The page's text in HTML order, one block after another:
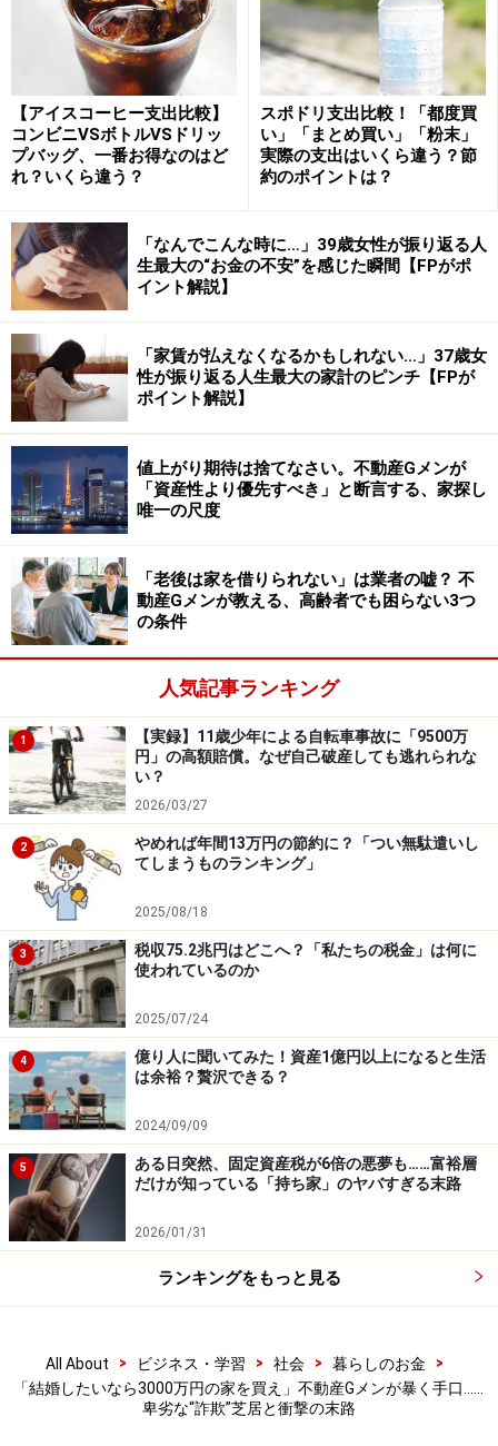
性が男性を勧誘することも、その逆もあります。
たとえば、男性が、マッチングアプリで知り合った女性
とお付き合いし、「君と結婚したい。夫婦で資産を増や
したいからワンルームを買わないか」と言って仲介業者
を紹介します。真に受けた女性が契約書に押印したらサ
ヨナラするのです。
ターゲットの女性に3000万円くらいのワンルームを買わ
せると、仲介会社には約90万円の仲介手数料が入りま
す。その一部が彼に支払われるという仕組みです。
さらに驚くのは、こうした手口が結婚詐欺にはならない
ことです。売買契約の相手は業者であり、男性は直接お
金を受け取っていないからです。そうしたセールスをひ
たすら繰り返す、血も涙も、人の心もない連中。それで
も彼らは訴えられないし、訴えても勝てないのです。
マッチングアプリは今や普通の出会いの場で、市民権を
得ています。それがきっかけで結婚に至る人もたくさん
います。しかし詐欺も横行しています。マッチングアプ
リで出会った人がワンルーム投資をすすめてきたら、
即、別れるべきです。
キャッチセールスも、いまだに健在です。「アンケート
答えていただけませんか」「良かったら上長と会いませ
んか」と誘い出し、異性にワンルームマンションを売る
のです。
「合コン商法」にも注意！
合コン商法もあります。街で男性に道を聞き、「優しい
方ですね。ありがとうございます。ところで週末に合コ
ンがあるのですが、1人メンバーが足りないんですよ。
よかったら来ていただけませんか」と誘います。あまり
に唐突、不自然ですが、「モデルやキャバ嬢との合コン
です」などと言われて、参加してしまう人も一定数いる
のです。
実際に行ってみると、本当に可愛い子がたくさんいる。
みんなで飲んで、騒いで、楽しい時間を過ごしている
と、誰かが「ところで不動産に興味ある？ 」「資産形成
って素晴らしいよね」などと言い始め、ほかのメンバー
も「え、何なの？ 教えて」「私もワンルーム持って
て……」「僕も持っているよ」とワンルーム持っている人
「〇〇さん、ワンルーム持っていますか？ 」と聞かれ、
【アイスコーヒー支出比較】
コンビニVSボトルVSドリッ
プバッグ、一番お得なのはど
れ？いくら違う？
スポドリ支出比較！「都度買
い」「まとめ買い」「粉末」
実際の支出はいくら違う？節
約のポイントは？
「なんでこんな時に…」39歳女性が振り返る人
生最大の“お金の不安”を感じた瞬間【FPがポ
イント解説】
「家賃が払えなくなるかもしれない…」37歳女
性が振り返る人生最大の家計のピンチ【FPが
ポイント解説】
値上がり期待は捨てなさい。不動産Gメンが
「資産性より優先すべき」と断言する、家探し
唯一の尺度
「老後は家を借りられない」は業者の嘘？ 不
動産Gメンが教える、高齢者でも困らない3つ
の条件
人気記事ランキング
1
【実録】11歳少年による自転車事故に「9500万
円」の高額賠償。なぜ自己破産しても逃れられな
い？
2026/03/27
2
やめれば年間13万円の節約に？「つい無駄遣いし
てしまうものランキング」
2025/08/18
3
税収75.2兆円はどこへ？「私たちの税金」は何に
使われているのか
2025/07/24
4
億り人に聞いてみた！資産1億円以上になると生活
は余裕？贅沢できる？
2024/09/09
5
ある日突然、固定資産税が6倍の悪夢も……富裕層
だけが知っている「持ち家」のヤバすぎる末路
2026/01/31
ランキングをもっと見る
All About > ビジネス・学習 > 社会 > 暮らしのお金
>
「結婚したいなら3000万円の家を買え」不動産Gメンが暴く手口……
卑劣な“詐欺”芝居と衝撃の末路